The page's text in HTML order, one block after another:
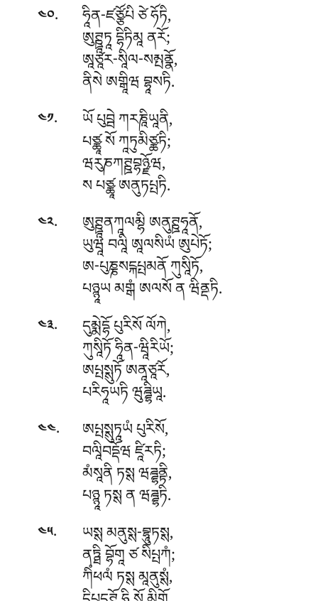
༤༠. ཧཱིན-ཛཙྩོཔིཙེ ཧོཏི,
ཨུཊྛཱཏཱ དྷིཏིམཱ ནརོ;
ཨཱཙཱར-སཱིལ-སམྤནྣོ,
ནིསེ ཨགྒཱིཝ བྷཱསཏི.
༤༡. ཡོཔུབྦེ ཀརཎཱིཡཱནི,
པཙྪཱ སོ ཀཱཏུམིཙྪཏི;
ཝརུཎཀཊྛབྷཉྫོཝ,
ས པཙྪཱ ཨནུཏཔྤཏི.
༤༢. ཨུཊྛཱནཀཱལམྷིཨནུཊྛཧཱནོ,
ཡུཝཱ བལཱི ཨཱལསིཡཾ ཨུཔེཏོ;
ཨ-པུཎྞསངྐཔྤམནོ ཀུསཱིཏོ,
པཉྙཱཡ མགྒཾ ཨལསོ ན ཝིནྡཏི.
༤༣. དུམྨེདྷོཔུརིསོ ལོཀེ,
ཀུསཱིཏོ ཧཱིན-ཝཱིརིཡོ;
ཨཔྤསྶུཏོ ཨནཱཙཱརོ,
པརིཧཱཡཏི ཝུཌྜྷིཡཱ.
༤༤. ཨཔྤསྶུཏཱཡཾཔུརིསོ,
བལཱིབདྡོཝ ཛཱིརཏི;
མཾསཱནི ཏསྶ ཝཌྜྷནྟི,
པཉྙཱ ཏསྶ ན ཝཌྜྷཏི.
༤༥. ཡསྶམནུསྶ-བྷཱུཏསྶ,
ནཏྠི བྷོགཱ ཙ སིཔྤཀཾ;
ཀིཾཕལཾ ཏསྶ མཱནུསྶཾ,